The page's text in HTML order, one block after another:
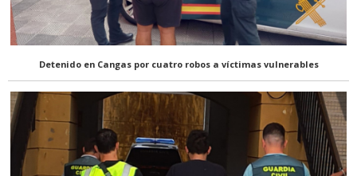
Detenido en Cangas por cuatro robos a víctimas vulnerables